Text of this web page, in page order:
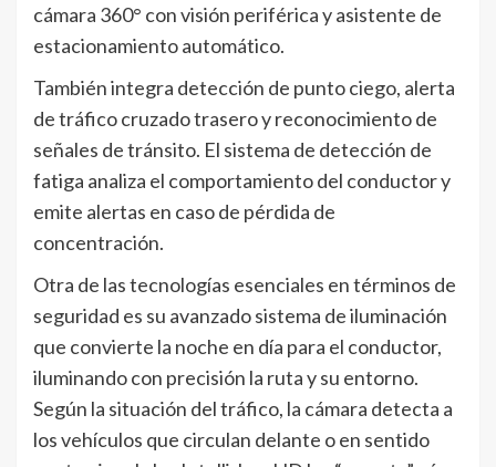
cámara 360° con visión periférica y asistente de
estacionamiento automático.
También integra detección de punto ciego, alerta
de tráfico cruzado trasero y reconocimiento de
señales de tránsito. El sistema de detección de
fatiga analiza el comportamiento del conductor y
emite alertas en caso de pérdida de
concentración.
Otra de las tecnologías esenciales en términos de
seguridad es su avanzado sistema de iluminación
que convierte la noche en día para el conductor,
iluminando con precisión la ruta y su entorno.
Según la situación del tráfico, la cámara detecta a
los vehículos que circulan delante o en sentido